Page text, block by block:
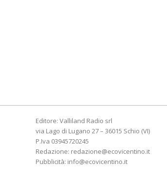
Editore: Valliland Radio srl
via Lago di Lugano 27 – 36015 Schio (VI)
P.Iva 03945720245
Redazione: redazione@ecovicentino.it
Pubblicità: info@ecovicentino.it